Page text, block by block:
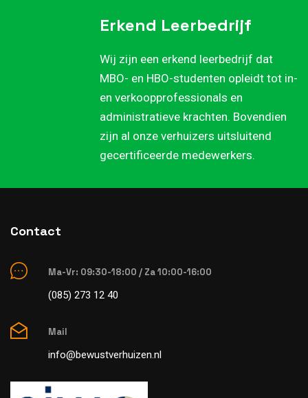
Erkend Leerbedrijf
Wij zijn een erkend leerbedrijf dat
MBO- en HBO-studenten opleidt tot in-
en verkoopprofessionals en
administratieve krachten. Bovendien
zijn al onze verhuizers uitsluitend
gecertificeerde medewerkers.
Contact
Ma-Vr: 09:30-18:00 / Za 10:00-16:00
(085) 273 12 40
Mail
info@bewustverhuizen.nl